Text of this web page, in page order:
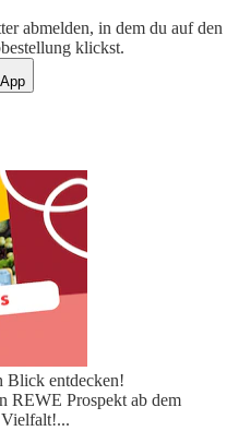
abmelden, in dem du auf den
klickst.
Blick entdecken!
REWE Prospekt ab dem
Vielfalt!...